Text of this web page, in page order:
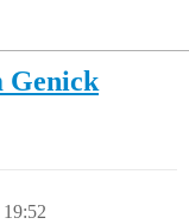
Genick